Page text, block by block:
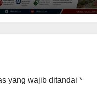
Kolaps Itu
yang wajib ditandai *